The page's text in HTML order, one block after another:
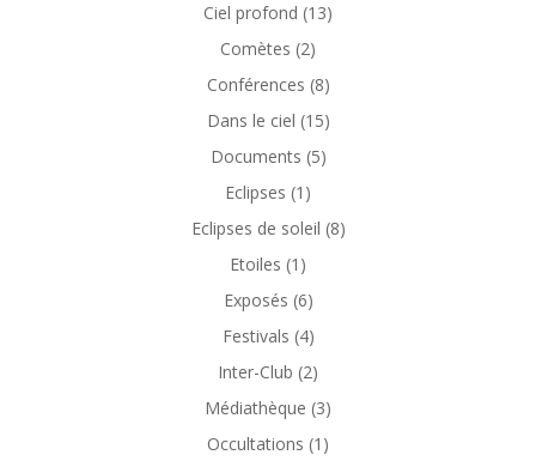
Ciel profond (13)
Comètes (2)
Conférences (8)
Dans le ciel (15)
Documents (5)
Eclipses (1)
Eclipses de soleil (8)
Etoiles (1)
Exposés (6)
Festivals (4)
Inter-Club (2)
Médiathèque (3)
Occultations (1)